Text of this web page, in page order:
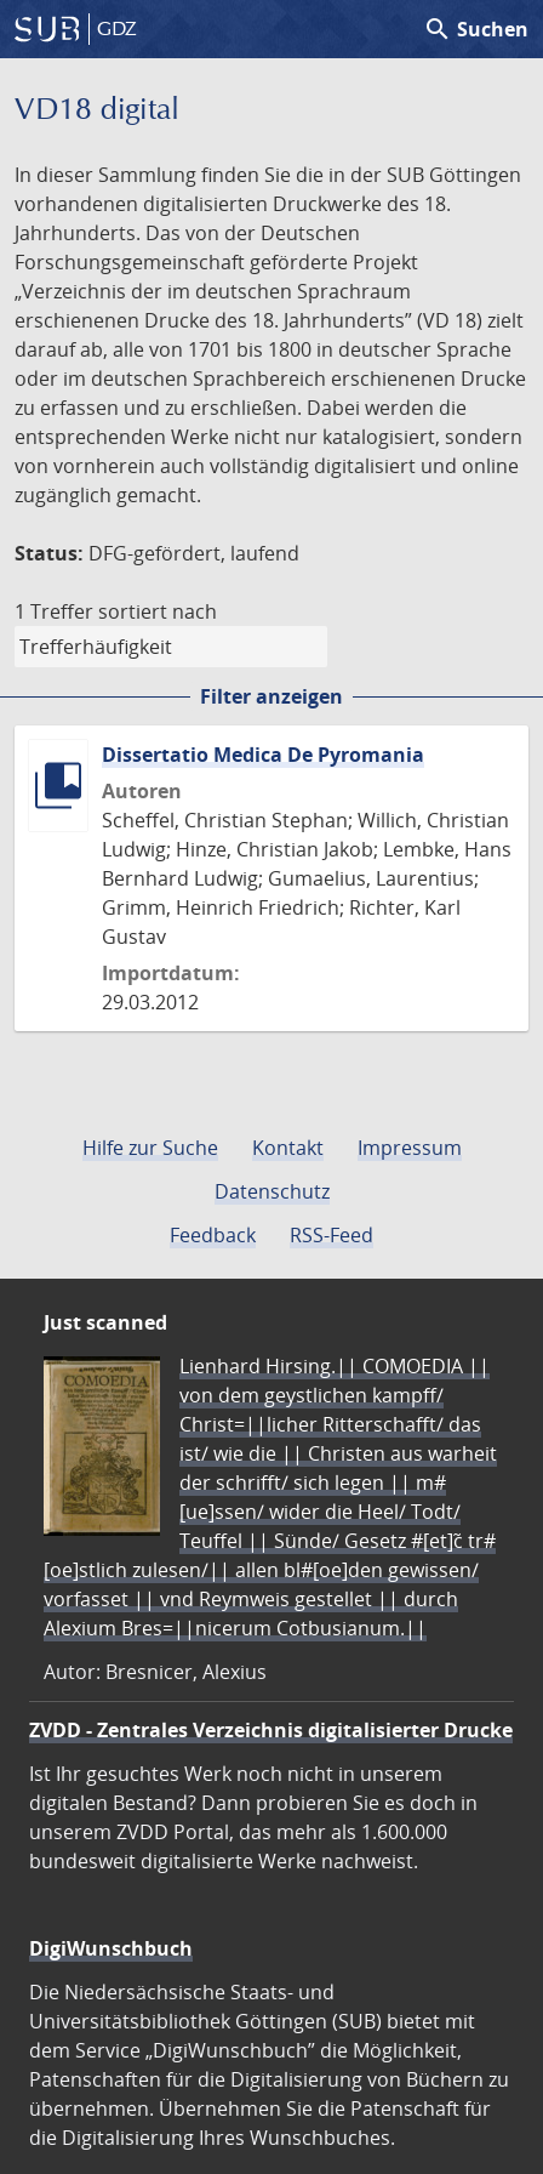
GDZ search Suchen
VD18 digital
In dieser Sammlung finden Sie die in der SUB Göttingen
vorhandenen digitalisierten Druckwerke des 18.
Jahrhunderts. Das von der Deutschen
Forschungsgemeinschaft geförderte Projekt
„Verzeichnis der im deutschen Sprachraum
erschienenen Drucke des 18. Jahrhunderts” (VD 18) zielt
darauf ab, alle von 1701 bis 1800 in deutscher Sprache
oder im deutschen Sprachbereich erschienenen Drucke
zu erfassen und zu erschließen. Dabei werden die
entsprechenden Werke nicht nur katalogisiert, sondern
von vornherein auch vollständig digitalisiert und online
zugänglich gemacht.
Status: DFG-gefördert, laufend
1 Treffer sortiert nach
Filter anzeigen
Dissertatio Medica De Pyromania
Autoren
Scheffel, Christian Stephan; Willich, Christian
Ludwig; Hinze, Christian Jakob; Lembke, Hans
Bernhard Ludwig; Gumaelius, Laurentius;
Grimm, Heinrich Friedrich; Richter, Karl
Gustav
Importdatum:
29.03.2012
Hilfe zur Suche Kontakt
Impressum
Datenschutz
Feedback
RSS-Feed
Just scanned
Lienhard Hirsing.|| COMOEDIA ||
von dem geystlichen kampff/
Christ=||licher Ritterschafft/ das
ist/ wie die || Christen aus warheit
der schrifft/ sich legen || m#
[ue]ssen/ wider die Heel/ Todt/
Teuffel || Sünde/ Gesetz #[et]c̃ tr#
[oe]stlich zulesen/|| allen bl#[oe]den gewissen/
vorfasset || vnd Reymweis gestellet || durch
Alexium Bres=||nicerum Cotbusianum.||
Autor: Bresnicer, Alexius
ZVDD - Zentrales Verzeichnis digitalisierter Drucke
Ist Ihr gesuchtes Werk noch nicht in unserem
digitalen Bestand? Dann probieren Sie es doch in
unserem ZVDD Portal, das mehr als 1.600.000
bundesweit digitalisierte Werke nachweist.
DigiWunschbuch
Die Niedersächsische Staats- und
Universitätsbibliothek Göttingen (SUB) bietet mit
dem Service „DigiWunschbuch” die Möglichkeit,
Patenschaften für die Digitalisierung von Büchern zu
übernehmen. Übernehmen Sie die Patenschaft für
die Digitalisierung Ihres Wunschbuches.